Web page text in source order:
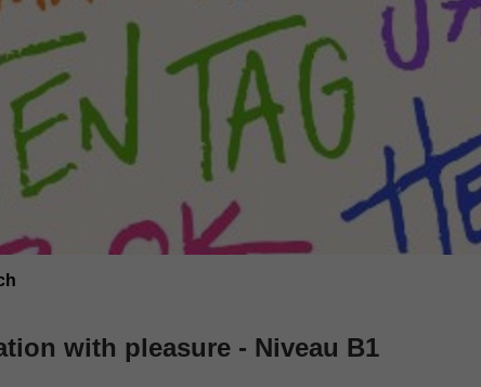
with pleasure - Niveau B1